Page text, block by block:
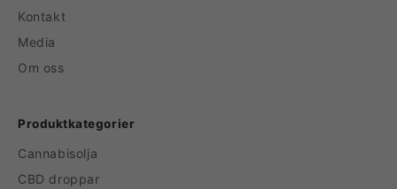
Kontakt
Media
Om oss
Produktkategorier
Cannabisolja
CBD droppar